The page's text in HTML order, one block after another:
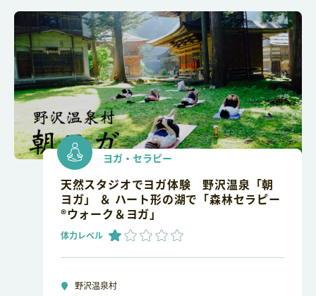
ヨガ・セラピー
天然スタジオでヨガ体験 野沢温泉「朝
ヨガ」 ＆ ハート形の湖で「森林セラピー
®ウォーク＆ヨガ」
体力レベル
野沢温泉村